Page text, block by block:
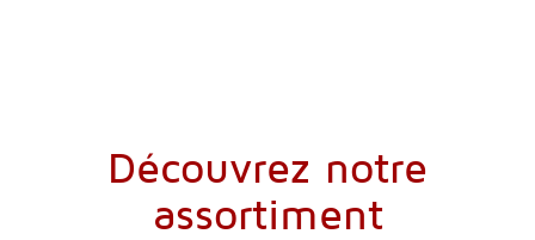
Découvrez notre
assortiment